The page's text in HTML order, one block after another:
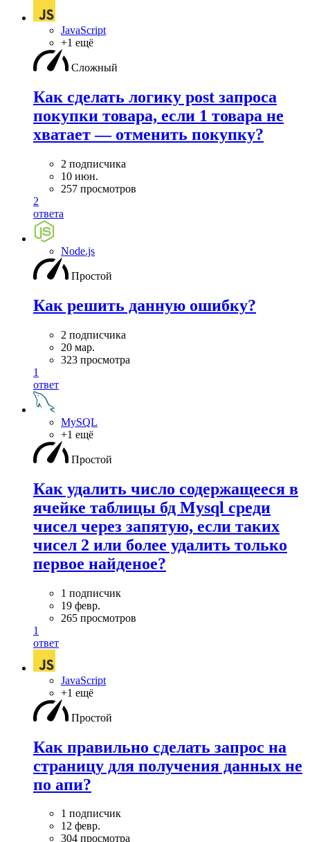
JavaScript
+1 ещё
Сложный
Как сделать логику post запроса
покупки товара, если 1 товара не
хватает — отменить покупку?
2 подписчика
10 июн.
257 просмотров
2
ответа
Node.js
Простой
Как решить данную ошибку?
2 подписчика
20 мар.
323 просмотра
1
ответ
MySQL
+1 ещё
Простой
Как удалить число содержащееся в
ячейке таблицы бд Mysql среди
чисел через запятую, если таких
чисел 2 или более удалить только
первое найденое?
1 подписчик
19 февр.
265 просмотров
1
ответ
JavaScript
+1 ещё
Простой
Как правильно сделать запрос на
страницу для получения данных не
по апи?
1 подписчик
12 февр.
304 просмотра